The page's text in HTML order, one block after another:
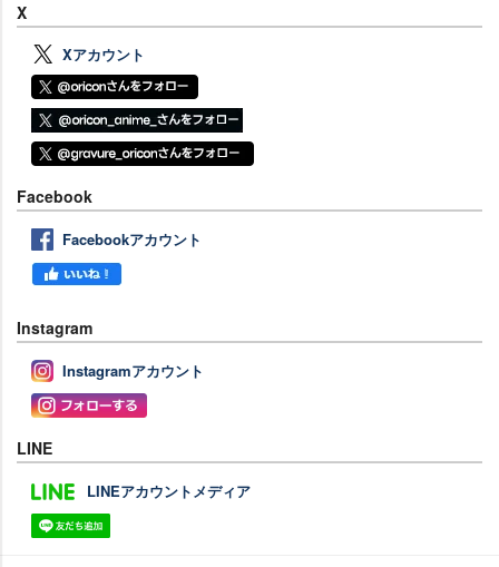
X
Xアカウント
Facebook
Facebookアカウント
Instagram
Instagramアカウント
LINE
LINEアカウントメディア